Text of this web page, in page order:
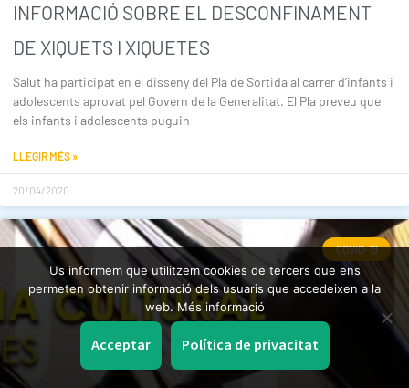
INFORMACIÓ SOBRE EL DESCONFINAMENT
DE XIQUETS I XIQUETES
Salut ha participat en el disseny del Pla de Sortida al carrer d’infants i
adolescents aprovat pel Govern de la Generalitat. El Pla preveu que
els infants i adolescents puguin
LLEGIR MÉS »
20/04/2020
COVID-19
Us informem que utilitzem cookies de tercers que ens
permeten obtenir informació dels usuaris que accedeixen a la
web. Més informació
Acceptar Política de privacitat